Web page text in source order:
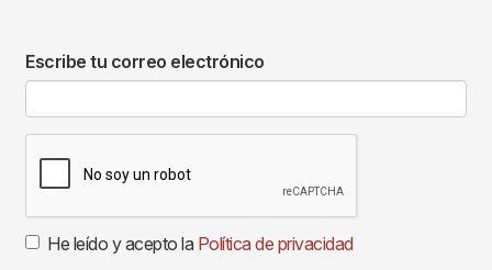
Escribe tu correo electrónico
He leído y acepto la Política de privacidad